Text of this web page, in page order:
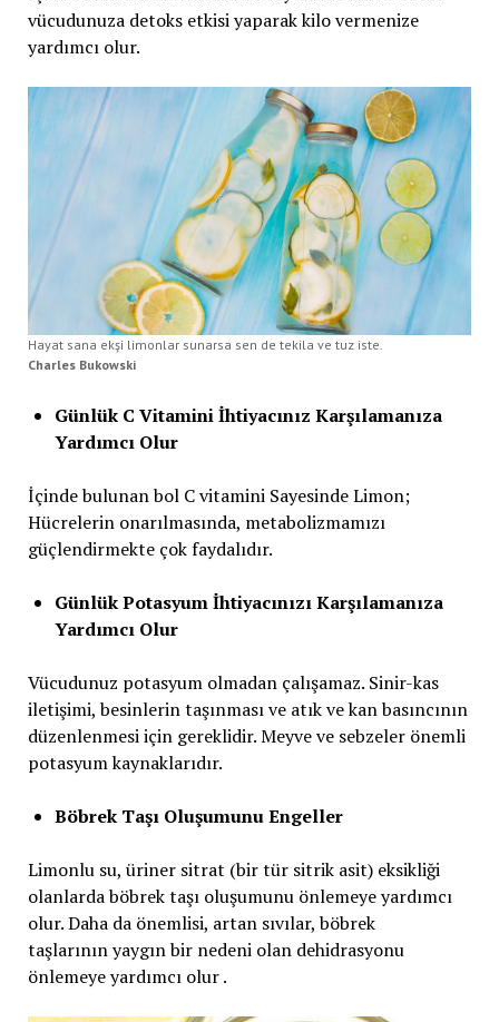
vücudunuza detoks etkisi yaparak kilo vermenize
yardımcı olur.
Hayat sana ekşi limonlar sunarsa sen de tekila ve tuz iste.
Charles Bukowski
Günlük C Vitamini İhtiyacınız Karşılamanıza
Yardımcı Olur
İçinde bulunan bol C vitamini Sayesinde Limon;
Hücrelerin onarılmasında, metabolizmamızı
güçlendirmekte çok faydalıdır.
Günlük Potasyum İhtiyacınızı Karşılamanıza
Yardımcı Olur
Vücudunuz potasyum olmadan çalışamaz. Sinir-kas
iletişimi, besinlerin taşınması ve atık ve kan basıncının
düzenlenmesi için gereklidir. Meyve ve sebzeler önemli
potasyum kaynaklarıdır.
Böbrek Taşı Oluşumunu Engeller
Limonlu su, üriner sitrat (bir tür sitrik asit) eksikliği
olanlarda böbrek taşı oluşumunu önlemeye yardımcı
olur. Daha da önemlisi, artan sıvılar, böbrek
taşlarının yaygın bir nedeni olan dehidrasyonu
önlemeye yardımcı olur .